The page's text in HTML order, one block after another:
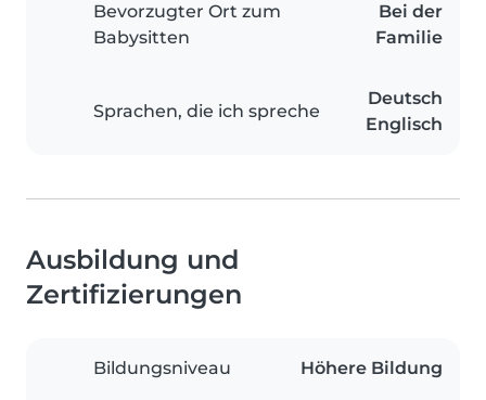
Bevorzugter Ort zum
Babysitten
Bei der
Familie
Sprachen, die ich spreche
Deutsch
Englisch
Ausbildung und
Zertifizierungen
Bildungsniveau Höhere Bildung